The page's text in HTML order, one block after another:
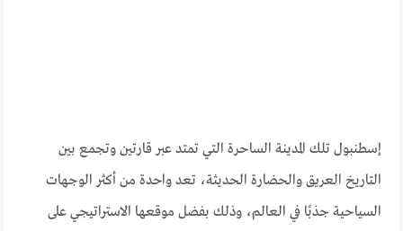
إسطنبول تلك المدينة الساحرة التي تمتد عبر قارتين وتجمع بين
التاريخ العريق والحضارة الحديثة، تعد واحدة من أكثر الوجهات
السياحية جذبًا في العالم، وذلك بفضل موقعها الاستراتيجي على